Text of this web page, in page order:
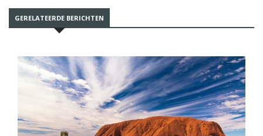
GERELATEERDE BERICHTEN